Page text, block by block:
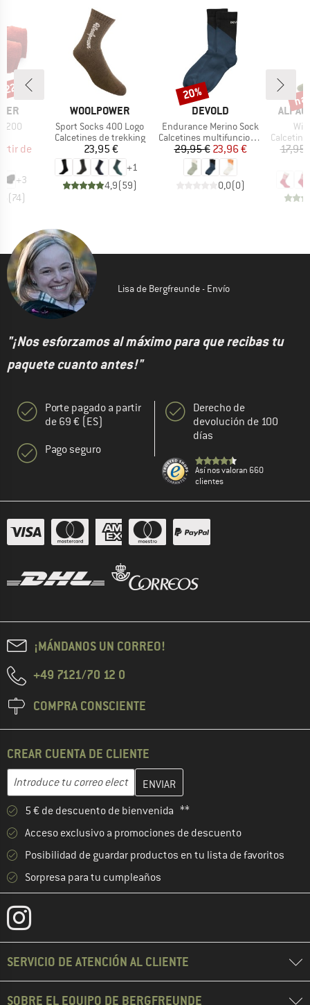
200
reducido
de
+3
(74)
MARCA
WOOLPOWER
Artículo
Sport Socks 400 Logo
Product group
Calcetines de trekking
Precio
23,95 €
+1
4,9(59)
MARCA
DEVOLD
Artículo
Endurance Merino Sock
Product group
Calcetines multifuncionales
Precio
29,95 €Precio reducido
23,96 €
0,0(0)
Descuento
20%
MARCA
Product
17,95
Lisa de Bergfreunde - Envío
"¡Nos esforzamos al máximo para que recibas tu
paquete cuanto antes!"
Porte pagado a partir
de 69 € (ES)
Pago seguro
Derecho de
devolución de 100
días
Así nos valoran 660
clientes
¡MÁNDANOS UN CORREO!
+49 7121/70 12 0
COMPRA CONSCIENTE
CREAR CUENTA DE CLIENTE
Dirección de correo electrónico
Introduce aquí tu dirección de correo electrónico y crea tu
5 € de descuento de bienvenida **
Acceso exclusivo a promociones de descuento
Posibilidad de guardar productos en tu lista de favoritos
Sorpresa para tu cumpleaños
SERVICIO DE ATENCIÓN AL CLIENTE
SOBRE EL EQUIPO DE BERGFREUNDE